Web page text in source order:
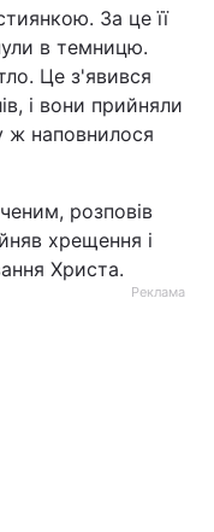
За це її
в темницю.
Це з'явився
і вони прийняли
ж наповнилося
розповів
хрещення і
Христа.
Реклама